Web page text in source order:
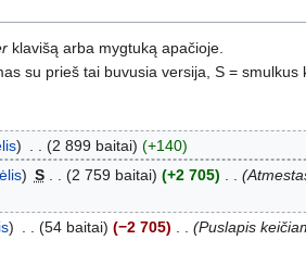
klavišą arba mygtuką apačioje.
su prieš tai buvusia versija, S = smulkus
2 899 baitai
+140
S 2 759 baitai +2 705
54 baitai −2 705 Puslapis